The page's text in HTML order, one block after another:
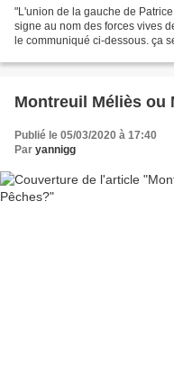
"L'union de la gauche de
signe au nom des forces vives
le communiqué ci-dessous. ça
Montreuil Méliès ou
Publié le 05/03/2020 à 17:40
Par yannigg